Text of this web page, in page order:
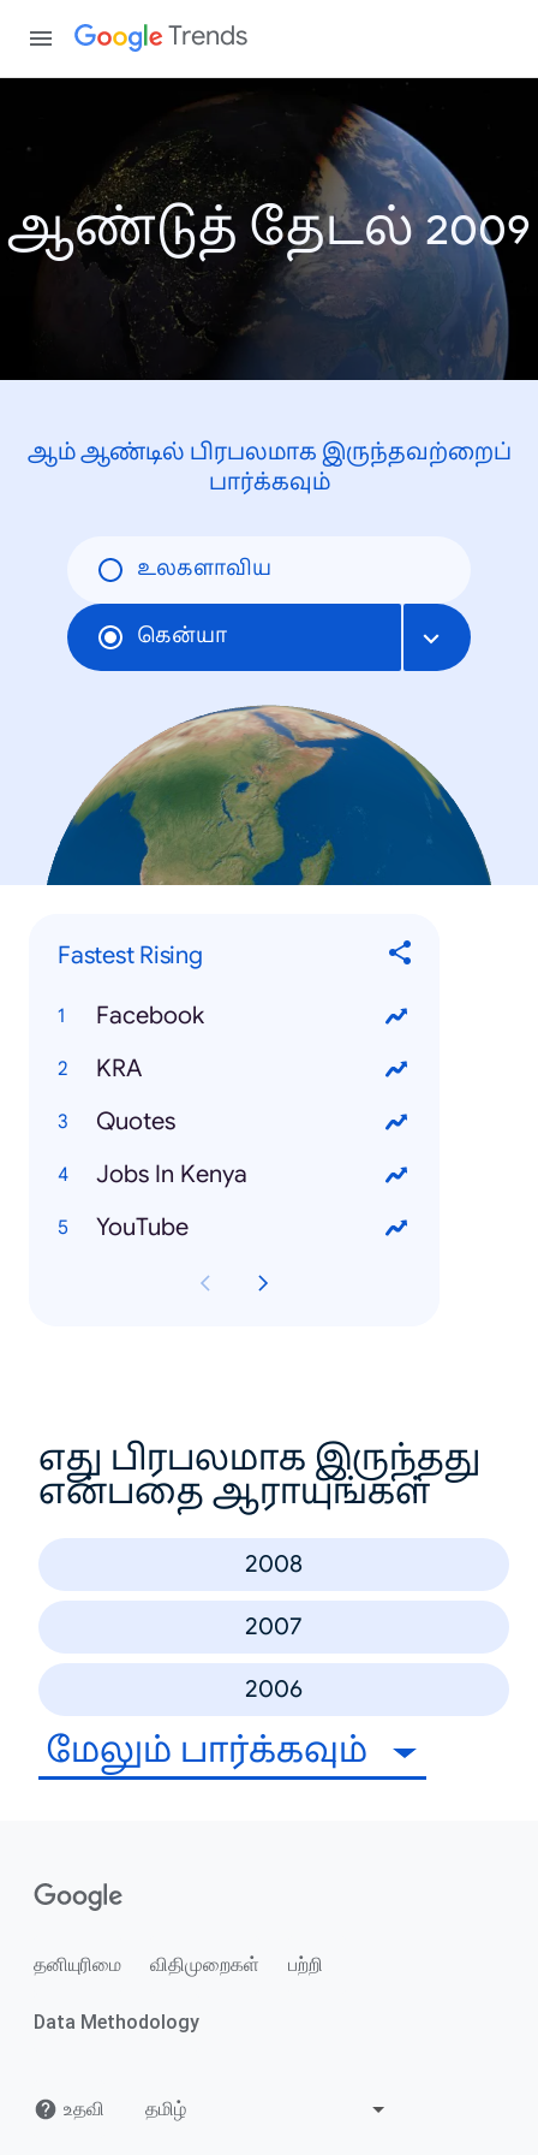
Trends
ஆண்டுத் தேடல் 2009
ஆம் ஆண்டில் பிரபலமாக இருந்தவற்றைப்
பார்க்கவும்
உலகளாவிய
கென்யா
Fastest Rising
Facebook
KRA
Quotes
Jobs In Kenya
YouTube
எது பிரபலமாக இருந்தது
என்பதை ஆராயுங்கள்
2008
2007
2006
மேலும் பார்க்கவும்
தனியுரிமை விதிமுறைகள் பற்றி
Data Methodology
உதவி